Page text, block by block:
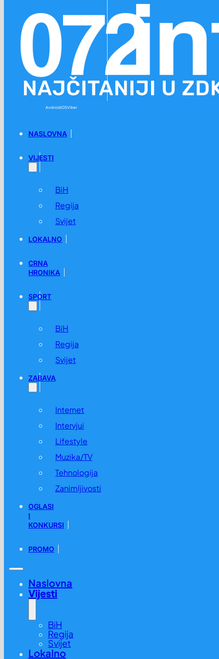
AndroidiOSViber
NASLOVNA
VIJESTI
BiH
Regija
Svijet
LOKALNO
CRNA
HRONIKA
SPORT
BiH
Regija
Svijet
ZABAVA
Internet
Intervjui
Lifestyle
Muzika/TV
Tehnologija
Zanimljivosti
OGLASI
I
KONKURSI
PROMO
Naslovna
Vijesti
BiH
Regija
Svijet
Lokalno